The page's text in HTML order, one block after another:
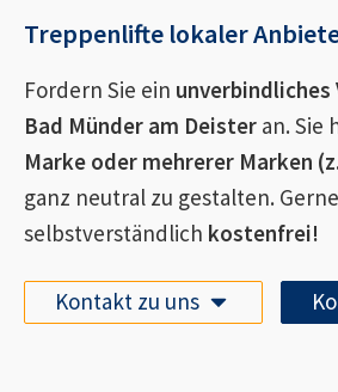
Treppenlifte lokaler
Fordern Sie ein
Bad Münder am Deister an. Sie
Marke oder mehrerer Marken
ganz neutral zu gestalten.
selbstverständlich kostenfrei!
Kontakt zu uns